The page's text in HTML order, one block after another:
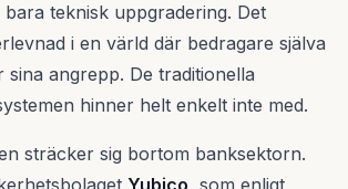
teknisk uppgradering. Det
i en värld där bedragare själva
angrepp. De traditionella
hinner helt enkelt inte med.
sträcker sig bortom banksektorn.
Yubico, som enligt